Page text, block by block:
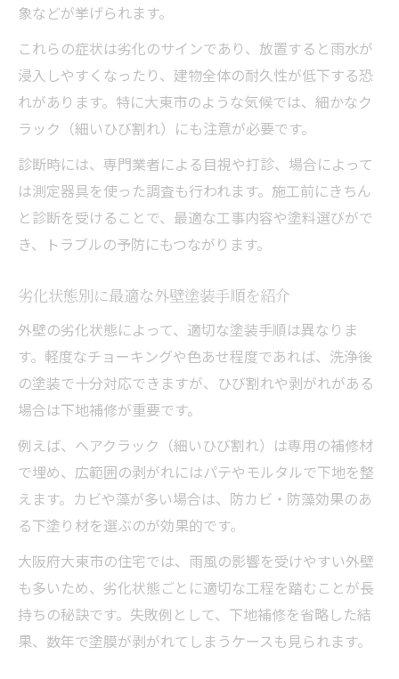
象などが挙げられます。
これらの症状は劣化のサインであり、放置すると雨水が
浸入しやすくなったり、建物全体の耐久性が低下する恐
れがあります。特に大東市のような気候では、細かなク
ラック（細いひび割れ）にも注意が必要です。
診断時には、専門業者による目視や打診、場合によって
は測定器具を使った調査も行われます。施工前にきちん
と診断を受けることで、最適な工事内容や塗料選びがで
き、トラブルの予防にもつながります。
劣化状態別に最適な外壁塗装手順を紹介
外壁の劣化状態によって、適切な塗装手順は異なりま
す。軽度なチョーキングや色あせ程度であれば、洗浄後
の塗装で十分対応できますが、ひび割れや剥がれがある
場合は下地補修が重要です。
例えば、ヘアクラック（細いひび割れ）は専用の補修材
で埋め、広範囲の剥がれにはパテやモルタルで下地を整
えます。カビや藻が多い場合は、防カビ・防藻効果のあ
る下塗り材を選ぶのが効果的です。
大阪府大東市の住宅では、雨風の影響を受けやすい外壁
も多いため、劣化状態ごとに適切な工程を踏むことが長
持ちの秘訣です。失敗例として、下地補修を省略した結
果、数年で塗膜が剥がれてしまうケースも見られます。